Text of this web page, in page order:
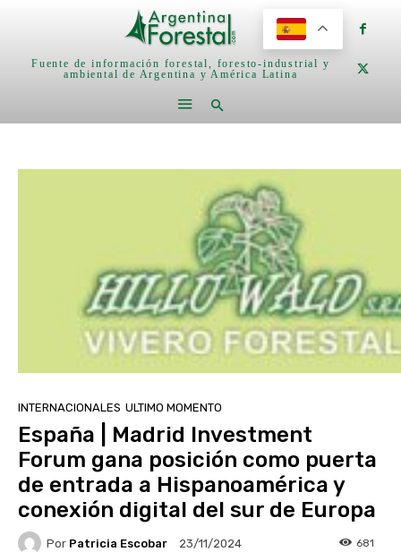
Fuente de información forestal, foresto-industrial y
ambiental de Argentina y América Latina
INTERNACIONALES ULTIMO MOMENTO
España | Madrid Investment
Forum gana posición como puerta
de entrada a Hispanoamérica y
conexión digital del sur de Europa
Por Patricia Escobar 23/11/2024 681